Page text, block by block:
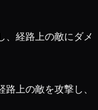
、経路上の敵にダメ
上の敵を攻撃し、